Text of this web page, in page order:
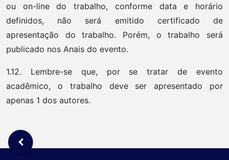
ou on-line do trabalho, conforme data e horário
definidos, não será emitido certificado de
apresentação do trabalho. Porém, o trabalho será
publicado nos Anais do evento.
1.12. Lembre-se que, por se tratar de evento
acadêmico, o trabalho deve ser apresentado por
apenas 1 dos autores.